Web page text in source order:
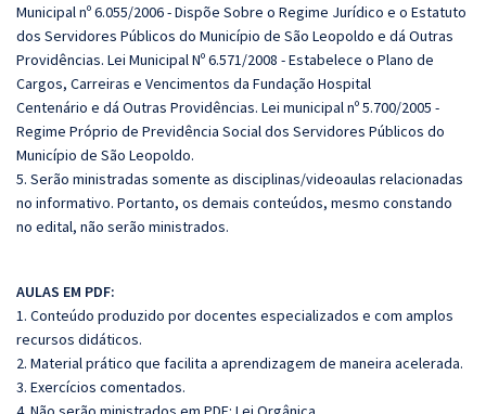
Municipal nº 6.055/2006 - Dispõe Sobre o Regime Jurídico e o Estatuto
dos Servidores Públicos do Município de São Leopoldo e dá Outras
Providências. Lei Municipal Nº 6.571/2008 - Estabelece o Plano de
Cargos, Carreiras e Vencimentos da Fundação Hospital
Centenário e dá Outras Providências. Lei municipal nº 5.700/2005 -
Regime Próprio de Previdência Social dos Servidores Públicos do
Município de São Leopoldo.
5. Serão ministradas somente as disciplinas/videoaulas relacionadas
no informativo. Portanto, os demais conteúdos, mesmo constando
no edital, não serão ministrados.
AULAS EM PDF:
1. Conteúdo produzido por docentes especializados e com amplos
recursos didáticos.
2. Material prático que facilita a aprendizagem de maneira acelerada.
3. Exercícios comentados.